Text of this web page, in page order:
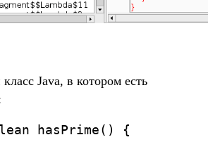
Java, в котором есть
hasPrime() {